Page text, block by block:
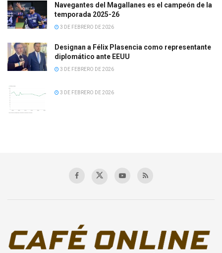
Navegantes del Magallanes es el campeón de la
temporada 2025-26
3 DE FEBRERO DE 2026
Designan a Félix Plasencia como representante
diplomático ante EEUU
3 DE FEBRERO DE 2026
3 DE FEBRERO DE 2026